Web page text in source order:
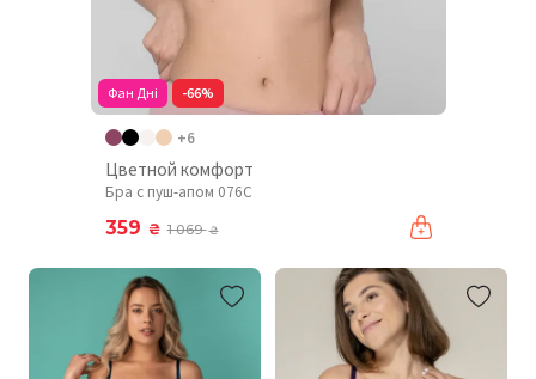
Фан Дні -66%
+6
Цветной комфорт
Бра с пуш-апом 076C
359 ₴ 1 069₴